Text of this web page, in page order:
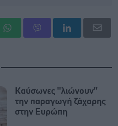
Καύσωνες ''λιώνουν''
την παραγωγή ζάχαρης
στην Ευρώπη